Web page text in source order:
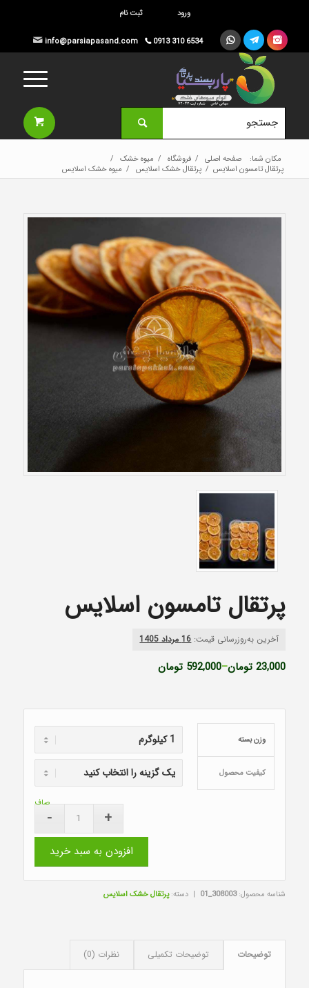
ورود ثبت نام
info@parsiapasand.com 0913 310 6534   
مکان شما: صفحه اصلی / فروشگاه / میوه خشک
/
میوه خشک اسلایس / پرتقال خشک اسلایس / پرتقال تامسون اسلایس
پرتقال تامسون اسلایس
آخرین به‌روزرسانی قیمت:16 مرداد 1405
592,000 تومان – 23,000 تومان
Price
وزن بسته
کیفیت محصول
صاف
افزودن به سبد خرید
شناسه محصول:308003_01 دسته:پرتقال خشک اسلایس
توضیحات توضیحات تکمیلی نظرات (0)